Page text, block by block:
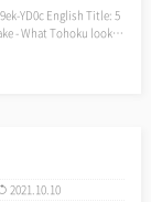
Title: 5
- What Tohoku looked
2021.10.10